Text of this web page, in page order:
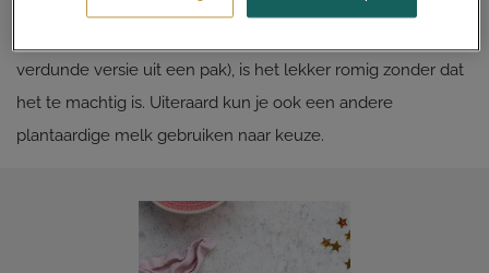
het recept helemaal plantaardig en dus ook lactosevrij. Door
verdunde versie uit een pak), is het lekker romig zonder dat
het te machtig is. Uiteraard kun je ook een andere
plantaardige melk gebruiken naar keuze.